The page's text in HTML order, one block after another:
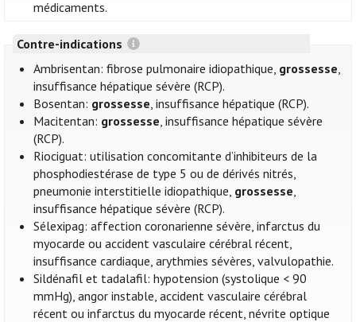
médicaments.
Contre-indications
Ambrisentan: fibrose pulmonaire idiopathique, grossesse,
insuffisance hépatique sévère (RCP).
Bosentan: grossesse, insuffisance hépatique (RCP).
Macitentan: grossesse, insuffisance hépatique sévère
(RCP).
Riociguat: utilisation concomitante d’inhibiteurs de la
phosphodiestérase de type 5 ou de dérivés nitrés,
pneumonie interstitielle idiopathique, grossesse,
insuffisance hépatique sévère (RCP).
Sélexipag: affection coronarienne sévère, infarctus du
myocarde ou accident vasculaire cérébral récent,
insuffisance cardiaque, arythmies sévères, valvulopathie.
Sildénafil et tadalafil: hypotension (systolique < 90
mmHg), angor instable, accident vasculaire cérébral
récent ou infarctus du myocarde récent, névrite optique